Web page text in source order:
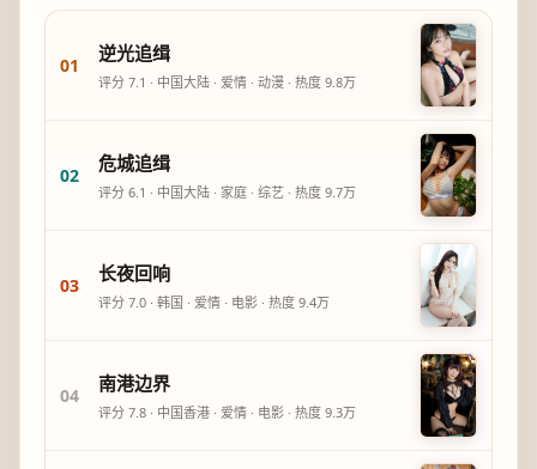
01
逆光追缉
评分 7.1 · 中国大陆 · 爱情 · 动漫 · 热度 9.8万
02
危城追缉
评分 6.1 · 中国大陆 · 家庭 · 综艺 · 热度 9.7万
03
长夜回响
评分 7.0 · 韩国 · 爱情 · 电影 · 热度 9.4万
04
南港边界
评分 7.8 · 中国香港 · 爱情 · 电影 · 热度 9.3万